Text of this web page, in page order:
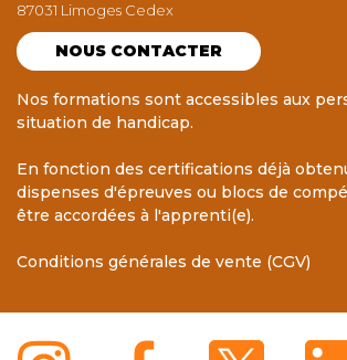
87031 Limoges Cedex
NOUS CONTACTER
Nos formations sont accessibles aux
situation de handicap.
En fonction des certifications déjà
dispenses d'épreuves ou blocs de
être accordées à l'apprenti(e).
Conditions générales de vente (CGV)